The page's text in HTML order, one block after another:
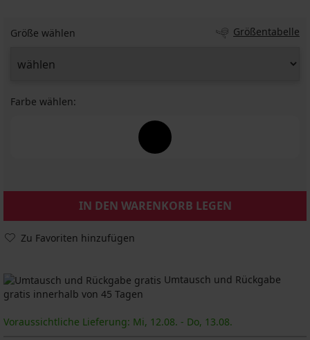
Größe wählen Größentabelle
Farbe wählen:
IN DEN WARENKORB LEGEN
Zu Favoriten hinzufügen
Umtausch und Rückgabe
gratis innerhalb von 45 Tagen
Voraussichtliche Lieferung: Mi, 12.08. - Do, 13.08.